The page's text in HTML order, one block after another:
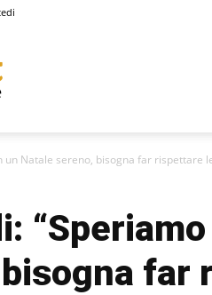
un Natale sereno, bisogna far rispettare
far